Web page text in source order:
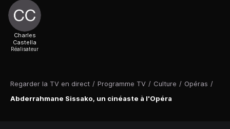
Regarder la TV en direct / Programme TV / Culture / Opéras /
Abderrahmane Sissako, un cinéaste à l'Opéra
Charles
Castella
Réalisateur